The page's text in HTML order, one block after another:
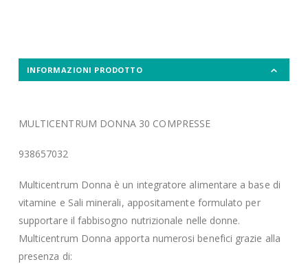
INFORMAZIONI PRODOTTO
MULTICENTRUM DONNA 30 COMPRESSE
938657032
Multicentrum Donna è un integratore alimentare a base di
vitamine e Sali minerali, appositamente formulato per
supportare il fabbisogno nutrizionale nelle donne.
Multicentrum Donna apporta numerosi benefici grazie alla
presenza di: